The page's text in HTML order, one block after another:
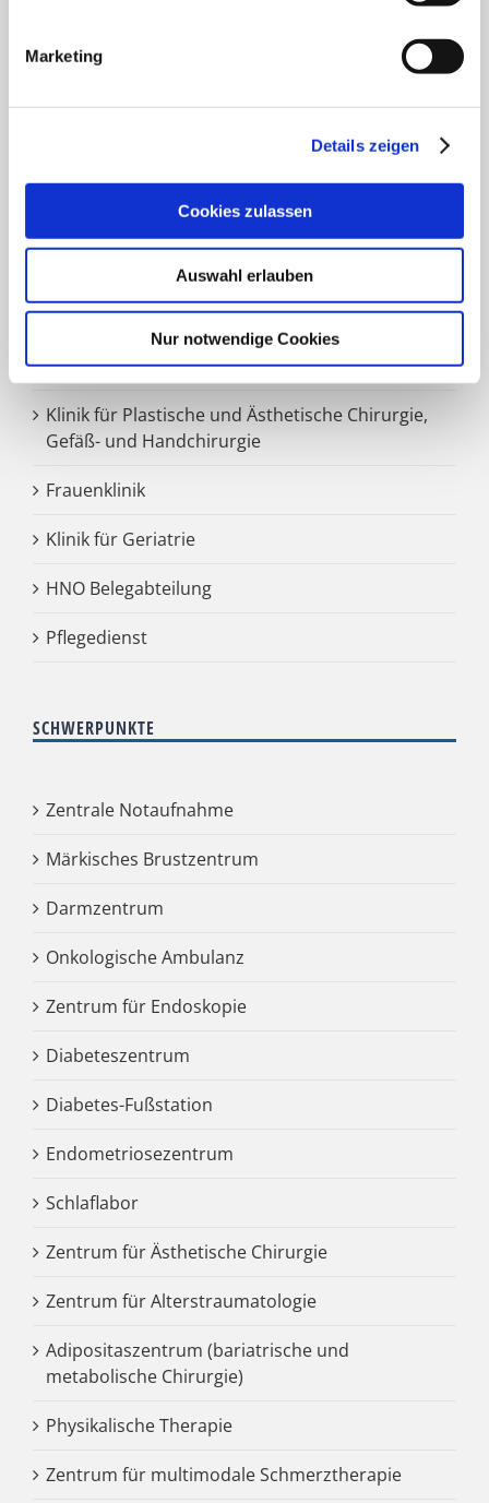
Marketing
Details zeigen
Cookies zulassen
Auswahl erlauben
Nur notwendige Cookies
FACHBEREICHE
Klinik für Allgemein-, Viszeral- und minimal-
Klinik für Anästhesiologie & Intensivmedizin
Klinik für Innere Medizin Goethestraße
Klinik für Innere Medizin Schützenstraße
Klinik für Orthopädie & Unfallchirurgie
Klinik für Plastische und Ästhetische Chirurgie,
Gefäß- und Handchirurgie
Frauenklinik
Klinik für Geriatrie
HNO Belegabteilung
Pflegedienst
SCHWERPUNKTE
Zentrale Notaufnahme
Märkisches Brustzentrum
Darmzentrum
Onkologische Ambulanz
Zentrum für Endoskopie
Diabeteszentrum
Diabetes-Fußstation
Endometriosezentrum
Schlaflabor
Zentrum für Ästhetische Chirurgie
Zentrum für Alterstraumatologie
Adipositaszentrum (bariatrische und
metabolische Chirurgie)
Physikalische Therapie
Zentrum für multimodale Schmerztherapie